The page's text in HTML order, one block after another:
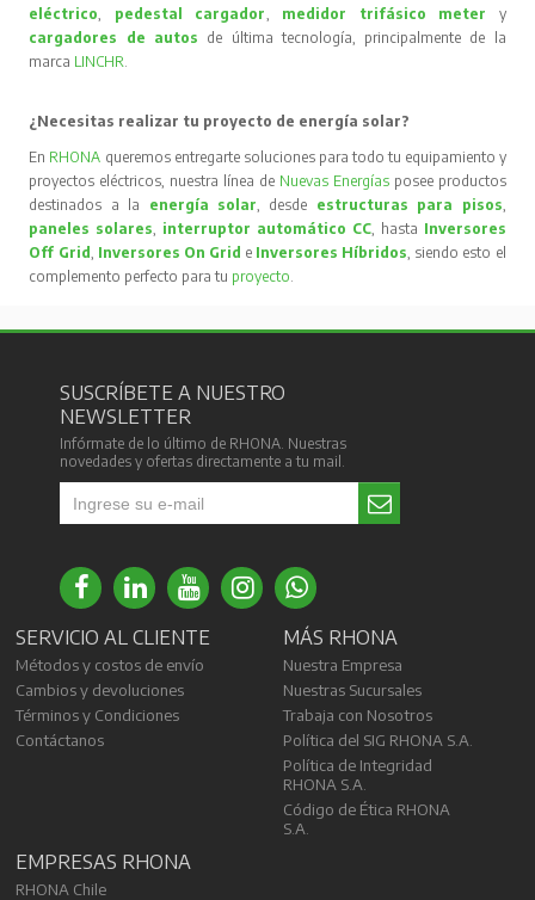
eléctrico
pedestal cargador medidor trifásico meter
y
cargadores de autos de última tecnología, principalmente de la
marca LINCHR
¿Necesitas realizar tu proyecto de energía solar?
En RHONA queremos entregarte soluciones para todo tu equipamiento y
proyectos eléctricos, nuestra línea de Nuevas Energíasposee productos
destinados a la energía solar , desde estructuras para pisos
paneles solares
interruptor automático CC, hasta Inversores
Off Grid Inversores On Grid e Inversores Híbridos , siendo esto el
complemento perfecto para tu proyecto
SUSCRÍBETE A NUESTRO
NEWSLETTER
Infórmate de lo último de RHONA. Nuestras
novedades y ofertas directamente a tu mail.
SERVICIO AL CLIENTE
Métodos y costos de envío
Cambios y devoluciones
Términos y Condiciones
Contáctanos
MÁS RHONA
Nuestra Empresa
Nuestras Sucursales
Trabaja con Nosotros
Política del SIG RHONA S.A.
Política de Integridad
RHONA S.A.
Código de Ética RHONA
S.A.
EMPRESAS RHONA
RHONA Chile